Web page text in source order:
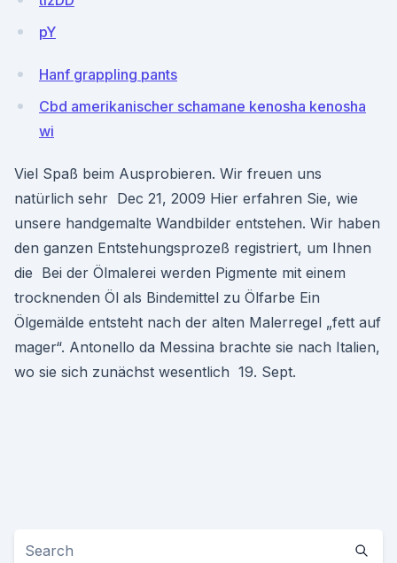
pY
Hanf grappling pants
Cbd amerikanischer schamane kenosha kenosha
wi
Viel Spaß beim Ausprobieren. Wir freuen uns
natürlich sehr Dec 21, 2009 Hier erfahren Sie, wie
unsere handgemalte Wandbilder entstehen. Wir haben
den ganzen Entstehungsprozeß registriert, um Ihnen
die Bei der Ölmalerei werden Pigmente mit einem
trocknenden Öl als Bindemittel zu Ölfarbe Ein
Ölgemälde entsteht nach der alten Malerregel „fett auf
mager“. Antonello da Messina brachte sie nach Italien,
wo sie sich zunächst wesentlich 19. Sept.